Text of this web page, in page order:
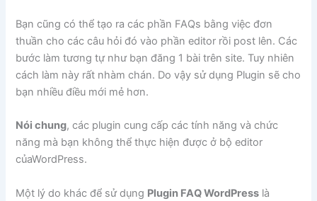
Bạn cũng có thể tạo ra các phần FAQs bằng việc đơn
thuần cho các câu hỏi đó vào phần editor rồi post lên. Các
bước làm tương tự như bạn đăng 1 bài trên site. Tuy nhiên
cách làm này rất nhàm chán. Do vậy sử dụng Plugin sẽ cho
bạn nhiều điều mới mẻ hơn.
Nói chung, các plugin cung cấp các tính năng và chức
năng mà bạn không thể thực hiện được ở bộ editor
củaWordPress.
Một lý do khác để sử dụng Plugin FAQ WordPress là